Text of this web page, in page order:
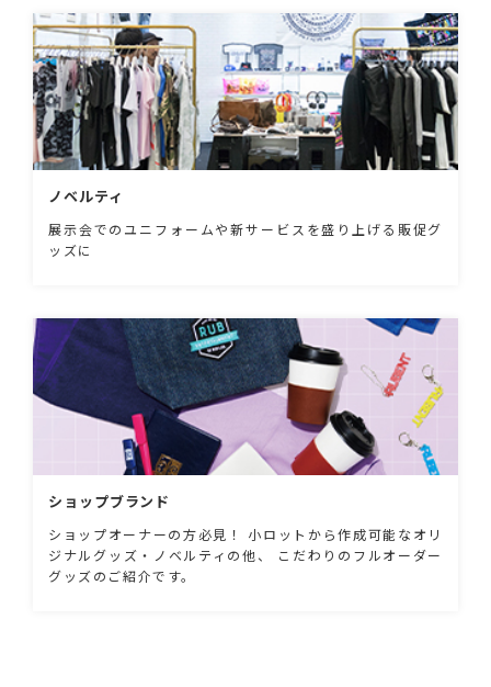
ノベルティ
展示会でのユニフォームや新サービスを盛り上げる販促グ
ッズに
ショップブランド
ショップオーナーの方必見！ 小ロットから作成可能なオリ
ジナルグッズ・ノベルティの他、 こだわりのフルオーダー
グッズのご紹介です。